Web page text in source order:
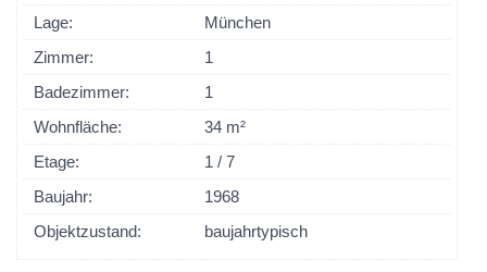
Lage:
München
Zimmer:
1
Badezimmer:
1
Wohnfläche:
34 m²
Etage:
1 / 7
Baujahr:
1968
Objektzustand:
baujahrtypisch